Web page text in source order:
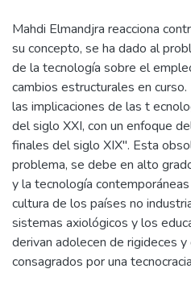
Mahdi Elmandjra reacciona
su concepto, se ha dado al
de la tecnología sobre el
cambios estructurales en
las implicaciones de las t
del siglo XXI, con un enfoque
finales del siglo XIX". Esta
problema, se debe en alto
y la tecnología
cultura de los países no
sistemas axiológicos y los
derivan adolecen de rigideces
consagrados por una